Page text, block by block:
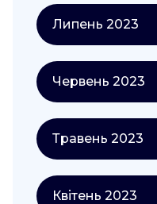
Липень 2023
Червень 2023
Травень 2023
Квітень 2023